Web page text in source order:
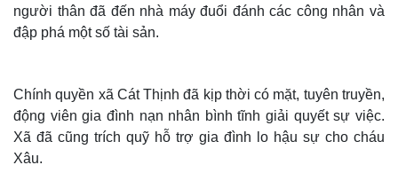
người thân đã đến nhà máy đuổi đánh các công nhân và
đập phá một số tài sản.
Chính quyền xã Cát Thịnh đã kịp thời có mặt, tuyên truyền,
động viên gia đình nạn nhân bình tĩnh giải quyết sự việc.
Xã đã cũng trích quỹ hỗ trợ gia đình lo hậu sự cho cháu
Xâu.